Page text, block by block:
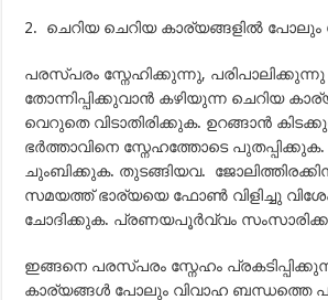
2. ചെറിയ ചെറിയ കാര്യങ്ങളില്‍ പോലും
പരസ്പരം സ്നേഹിക്കുന്നു,
തോന്നിപ്പിക്കുവാന്‍ കഴിയുന്ന ചെറിയ
വെറുതെ വിടാതിരിക്കുക. ഉറങ്ങാന്‍
ഭര്‍ത്താവിനെ സ്നേഹത്തോടെ
ചുംബിക്കുക. തുടങ്ങിയവ.
സമയത്ത് ഭാര്യയെ ഫോണ്‍ വിളിച്ചു
ചോദിക്കുക. പ്രണയപൂര്‍വ്വം
ഇങ്ങനെ പരസ്പരം സ്നേഹം
കാര്യങ്ങള്‍ പോലും വിവാഹ ബന്ധത്തെ